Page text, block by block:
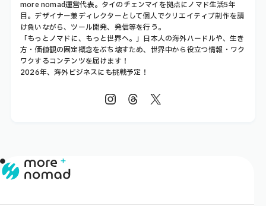
more nomad運営代表。タイのチェンマイを拠点にノマド生活5年
目。デザイナー兼ディレクターとして個人でクリエイティブ制作を請
け負いながら、ツール開発、発信等を行う。
「もっとノマドに、もっと世界へ。」日本人の海外ハードルや、生き
方・価値観の固定概念をぶち壊すため、世界中から役立つ情報・ワク
ワクするコンテンツを届けます！
2026年、海外ビジネスにも挑戦予定！